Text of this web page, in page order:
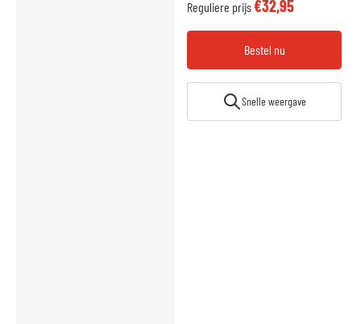
Reguliere prijs€32,95
Bestel nu
Snelle weergave